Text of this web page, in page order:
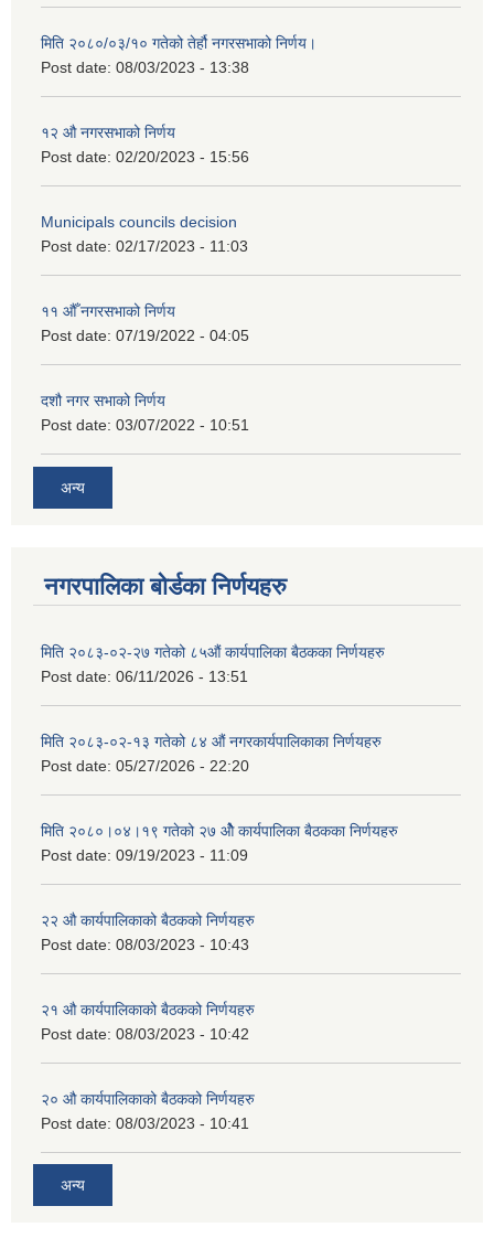
मिति २०८०/०३/१० गतेको तेर्हौ नगरसभाको निर्णय।
Post date: 08/03/2023 - 13:38
१२ औ नगरसभाको निर्णय
Post date: 02/20/2023 - 15:56
Municipals councils decision
Post date: 02/17/2023 - 11:03
११ ‌औँ नगरसभाको निर्णय
Post date: 07/19/2022 - 04:05
दशौ नगर सभाको निर्णय
Post date: 03/07/2022 - 10:51
अन्य
नगरपालिका बोर्डका निर्णयहरु
मिति २०८३-०२-२७ गतेको ८५औं कार्यपालिका बैठकका निर्णयहरु
Post date: 06/11/2026 - 13:51
मिति २०८३-०२-१३ गतेको ८४ औं नगरकार्यपालिकाका निर्णयहरु
Post date: 05/27/2026 - 22:20
मिति २०८०।०४।१९ गतेको २७ ‌‍‌ओेै कार्यपालिका बैठकका निर्णयहरु
Post date: 09/19/2023 - 11:09
२‍२ औ कार्यपालिकाको बैठकको निर्णयहरु
Post date: 08/03/2023 - 10:43
२‍१ औ कार्यपालिकाको बैठकको निर्णयहरु
Post date: 08/03/2023 - 10:42
२‍० औ कार्यपालिकाको बैठकको निर्णयहरु
Post date: 08/03/2023 - 10:41
अन्य